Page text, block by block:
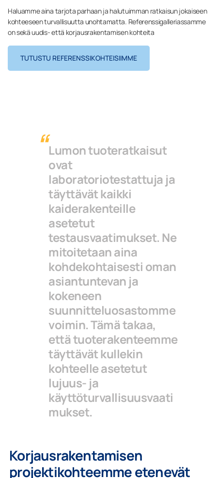
Haluamme aina tarjota parhaan ja halutuimman ratkaisun jokaiseen
kohteeseen turvallisuutta unohtamatta. Referenssigalleriassamme
on sekä uudis- että korjausrakentamisen kohteita
TUTUSTU REFERENSSIKOHTEISIIMME
Lumon tuoteratkaisut
ovat
laboratoriotestattuja ja
täyttävät kaikki
kaiderakenteille
asetetut
testausvaatimukset. Ne
mitoitetaan aina
kohdekohtaisesti oman
asiantuntevan ja
kokeneen
suunnitteluosastomme
voimin. Tämä takaa,
että tuoterakenteemme
täyttävät kullekin
kohteelle asetetut
lujuus- ja
käyttöturvallisuusvaati
mukset.
Korjausrakentamisen
projektikohteemme etenevät